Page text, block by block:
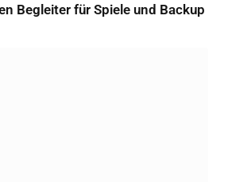
Begleiter für Spiele und Backup